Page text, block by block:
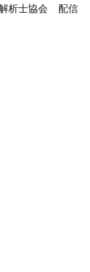
析士協会
配信